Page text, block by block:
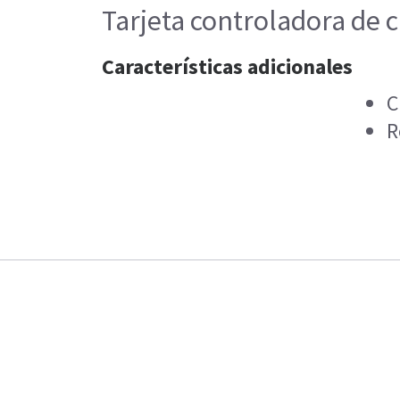
Tarjeta controladora de
Características adicionales